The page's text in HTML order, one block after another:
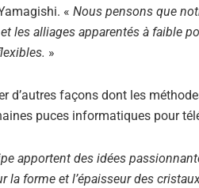
« Nous pensons que
les alliages apparentés à faible
»
d’autres façons dont les
puces informatiques pour
apportent des idées
la forme et l’épaisseur des